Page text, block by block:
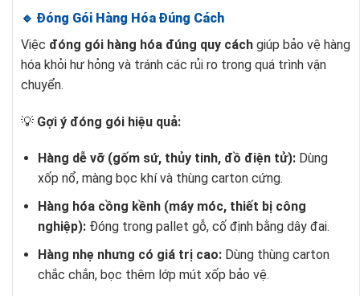
🔹 Đóng Gói Hàng Hóa Đúng Cách
Việc đóng gói hàng hóa đúng quy cách giúp bảo vệ hàng
hóa khỏi hư hỏng và tránh các rủi ro trong quá trình vận
chuyển.
💡 Gợi ý đóng gói hiệu quả:
Hàng dễ vỡ (gốm sứ, thủy tinh, đồ điện tử):Dùng
xốp nổ, màng bọc khí và thùng carton cứng.
Hàng hóa cồng kềnh (máy móc, thiết bị công
nghiệp):Đóng trong pallet gỗ, cố định bằng dây đai.
Hàng nhẹ nhưng có giá trị cao:Dùng thùng carton
chắc chắn, bọc thêm lớp mút xốp bảo vệ.